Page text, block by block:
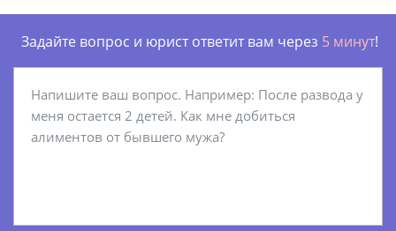
Задайте вопрос и юрист ответит вам через 5 минут!